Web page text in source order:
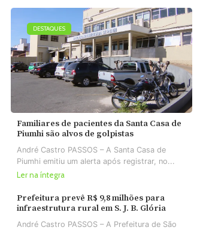
DESTAQUES
Familiares de pacientes da Santa Casa de
Piumhi são alvos de golpistas
André Castro PASSOS – A Santa Casa de
Piumhi emitiu um alerta após registrar, no...
Ler na íntegra
Prefeitura prevê R$ 9,8 milhões para
infraestrutura rural em S. J. B. Glória
André Castro PASSOS – A Prefeitura de São